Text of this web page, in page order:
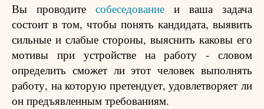
Вы проводите собеседование и ваша задача
состоит в том, чтобы понять кандидата, выявить
сильные и слабые стороны, выяснить каковы его
мотивы при устройстве на работу - словом
определить сможет ли этот человек выполнять
работу, на которую претендует, удовлетворяет ли
он предъявленным требованиям.